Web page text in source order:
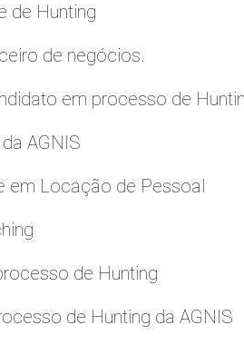
de Hunting
de negócios.
em processo de
AGNIS
em Locação de Pessoal
de Hunting
de Hunting da AGNIS